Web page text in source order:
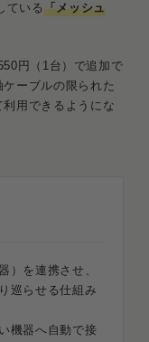
ている 「メッシュ
円（1台）で追加で
ーブルの限られた
用できるようにな
）を連携させ、
巡らせる仕組み
機器へ自動で接